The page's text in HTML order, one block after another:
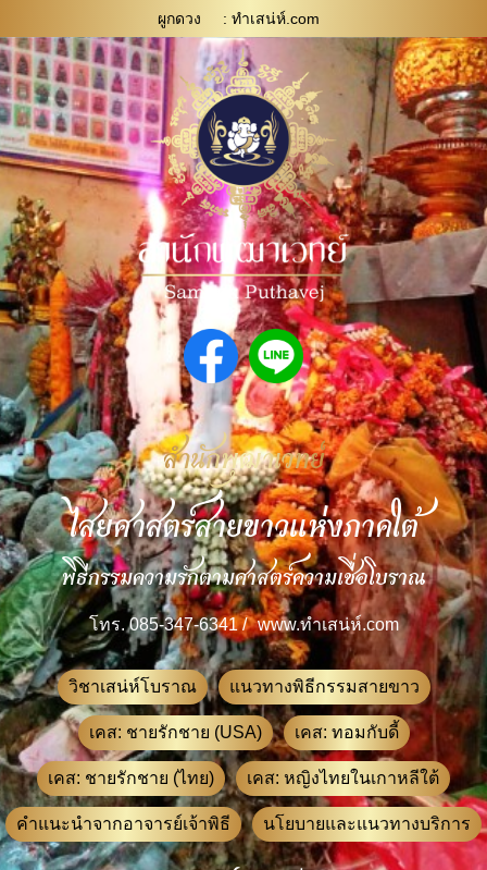
ผูกดวง : ทําเสน่ห์.com
สำนักพุฒาเวทย์
ไสยศาสตร์สายขาวแห่งภาคใต้
พิธีกรรมความรักตามศาสตร์ความเชื่อโบราณ
โทร. 085-347-6341 / www.ทําเสน่ห์.com
วิชาเสน่ห์โบราณ แนวทางพิธีกรรมสายขาว
เคส: ชายรักชาย (USA) เคส: ทอมกับดี้
เคส: ชายรักชาย (ไทย) เคส: หญิงไทยในเกาหลีใต้
คำแนะนำจากอาจารย์เจ้าพิธี นโยบายและแนวทางบริการ